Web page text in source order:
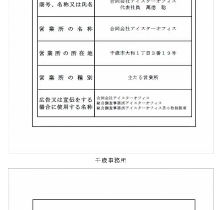
千歳事務所